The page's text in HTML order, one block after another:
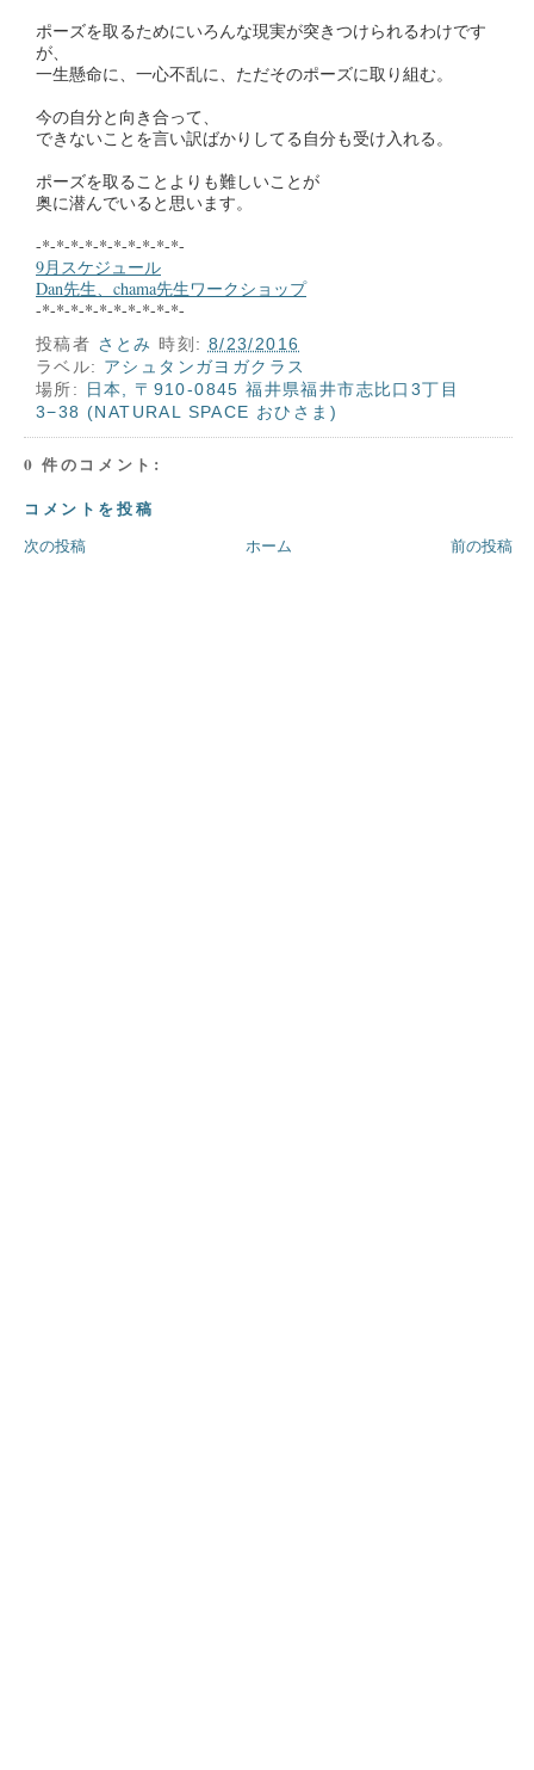
ポーズを取るためにいろんな現実が突きつけられるわけです
が、
一生懸命に、一心不乱に、ただそのポーズに取り組む。
今の自分と向き合って、
できないことを言い訳ばかりしてる自分も受け入れる。
ポーズを取ることよりも難しいことが
奥に潜んでいると思います。
-*-*-*-*-*-*-*-*-*-*-
9月スケジュール
Dan先生、chama先生ワークショップ
-*-*-*-*-*-*-*-*-*-*-
投稿者 さとみ 時刻: 8/23/2016
ラベル: アシュタンガヨガクラス
場所:
日本, 〒910-0845 福井県福井市志比口3丁目
3−38 (NATURAL SPACE おひさま)
0 件のコメント:
コメントを投稿
次の投稿 前の投稿
ホーム